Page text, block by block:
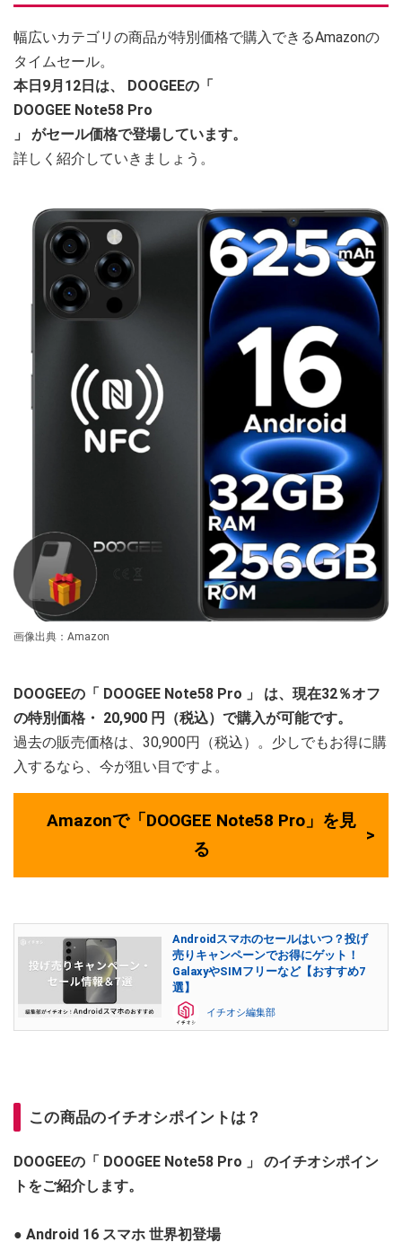
幅広いカテゴリの商品が特別価格で購入できるAmazonの
タイムセール。
本日9月12日は、
DOOGEEの「
DOOGEE Note58 Pro
」
がセール価格で登場しています。
詳しく紹介していきましょう。
画像出典：Amazon
DOOGEEの「 DOOGEE Note58 Pro 」
は、現在32％オフ
の特別価格・ 20,900 円（税込）で購入が可能です。
過去の販売価格は、30,900円（税込）。少しでもお得に購
入するなら、今が狙い目ですよ。
Amazonで「DOOGEE Note58 Pro」を見
る
Androidスマホのセールはいつ？投げ
売りキャンペーンでお得にゲット！
GalaxyやSIMフリーなど【おすすめ7
選】
イチオシ編集部
この商品のイチオシポイントは？
DOOGEEの「 DOOGEE Note58 Pro 」
のイチオシポイン
トをご紹介します。
● Android 16 スマホ 世界初登場